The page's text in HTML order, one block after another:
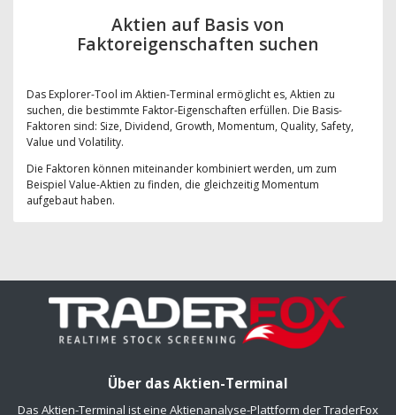
Aktien auf Basis von
Faktoreigenschaften suchen
Das Explorer-Tool im Aktien-Terminal ermöglicht es, Aktien zu
suchen, die bestimmte Faktor-Eigenschaften erfüllen. Die Basis-
Faktoren sind: Size, Dividend, Growth, Momentum, Quality, Safety,
Value und Volatility.
Die Faktoren können miteinander kombiniert werden, um zum
Beispiel Value-Aktien zu finden, die gleichzeitig Momentum
aufgebaut haben.
Über das Aktien-Terminal
Das Aktien-Terminal ist eine Aktienanalyse-Plattform der TraderFox